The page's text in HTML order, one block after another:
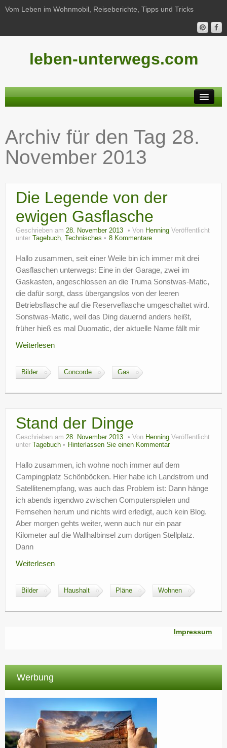
Vom Leben im Wohnmobil, Reiseberichte, Tipps und Tricks
leben-unterwegs.com
Reiseberichte
Unterwegs
Freizeit
Wohnmobil-Technik
?
Archiv für den Tag 28.
November 2013
Die Legende von der
ewigen Gasflasche
Geschrieben am 28. November 2013 Von Henning Veröffentlicht
unter
Tagebuch, Technisches 8 Kommentare
Hallo zusammen, seit einer Weile bin ich immer mit drei
Gasflaschen unterwegs: Eine in der Garage, zwei im
Gaskasten, angeschlossen an die Truma Sonstwas-Matic,
die dafür sorgt, dass übergangslos von der leeren
Betriebsflasche auf die Reserveflasche umgeschaltet wird.
Sonstwas-Matic, weil das Ding dauernd anders heißt,
früher hieß es mal Duomatic, der aktuelle Name fällt mir
Weiterlesen
Bilder Concorde Gas
Stand der Dinge
Geschrieben am 28. November 2013 Von Henning Veröffentlicht
unter
Tagebuch Hinterlassen Sie einen Kommentar
Hallo zusammen, ich wohne noch immer auf dem
Campingplatz Schönböcken. Hier habe ich Landstrom und
Satellitenempfang, was auch das Problem ist: Dann hänge
ich abends irgendwo zwischen Computerspielen und
Fernsehen herum und nichts wird erledigt, auch kein Blog.
Aber morgen gehts weiter, wenn auch nur ein paar
Kilometer auf die Wallhalbinsel zum dortigen Stellplatz.
Dann
Weiterlesen
Bilder Haushalt Pläne Wohnen
Impressum
Werbung